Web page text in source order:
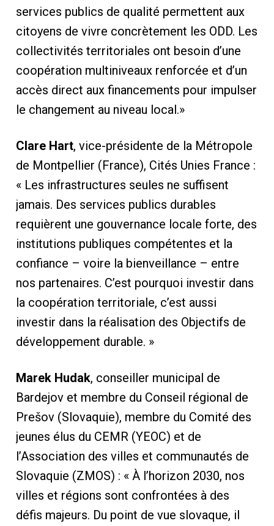
services publics de qualité permettent aux
citoyens de vivre concrètement les ODD. Les
collectivités territoriales ont besoin d’une
coopération multiniveaux renforcée et d’un
accès direct aux financements pour impulser
le changement au niveau local.»
Clare Hart, vice-présidente de la Métropole
de Montpellier (France), Cités Unies France :
« Les infrastructures seules ne suffisent
jamais. Des services publics durables
requièrent une gouvernance locale forte, des
institutions publiques compétentes et la
confiance – voire la bienveillance – entre
nos partenaires. C’est pourquoi investir dans
la coopération territoriale, c’est aussi
investir dans la réalisation des Objectifs de
développement durable. »
Marek Hudak, conseiller municipal de
Bardejov et membre du Conseil régional de
Prešov (Slovaquie), membre du Comité des
jeunes élus du CEMR (YEOC) et de
l’Association des villes et communautés de
Slovaquie (ZMOS) : « À l’horizon 2030, nos
villes et régions sont confrontées à des
défis majeurs. Du point de vue slovaque, il